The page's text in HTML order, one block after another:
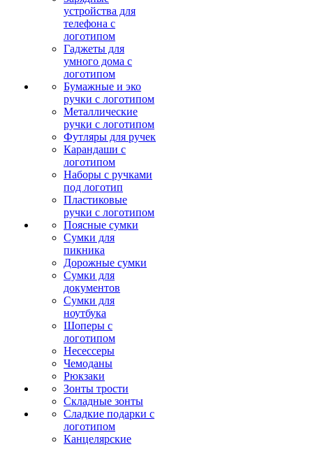
устройства для
телефона с
логотипом
Гаджеты для
умного дома с
логотипом
Бумажные и эко
ручки с логотипом
Металлические
ручки с логотипом
Футляры для ручек
Карандаши с
логотипом
Наборы с ручками
под логотип
Пластиковые
ручки с логотипом
Поясные сумки
Сумки для
пикника
Дорожные сумки
Сумки для
документов
Сумки для
ноутбука
Шоперы с
логотипом
Несессеры
Чемоданы
Рюкзаки
Зонты трости
Складные зонты
Сладкие подарки с
логотипом
Канцелярские